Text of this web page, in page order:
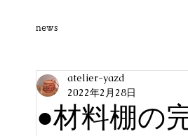
news
●材料棚の
atelier-yazd
2022年2月28日